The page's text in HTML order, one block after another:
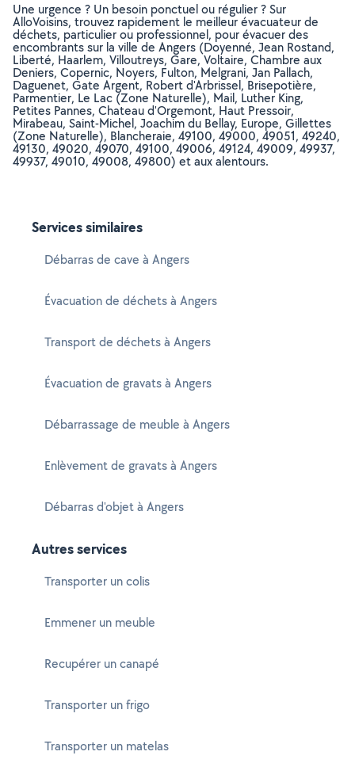
Une urgence ? Un besoin ponctuel ou régulier ? Sur
AlloVoisins, trouvez rapidement le meilleur évacuateur de
déchets, particulier ou professionnel, pour évacuer des
encombrants sur la ville de Angers (Doyenné, Jean Rostand,
Liberté, Haarlem, Villoutreys, Gare, Voltaire, Chambre aux
Deniers, Copernic, Noyers, Fulton, Melgrani, Jan Pallach,
Daguenet, Gate Argent, Robert d'Arbrissel, Brisepotière,
Parmentier, Le Lac (Zone Naturelle), Mail, Luther King,
Petites Pannes, Chateau d'Orgemont, Haut Pressoir,
Mirabeau, Saint-Michel, Joachim du Bellay, Europe, Gillettes
(Zone Naturelle), Blancheraie, 49100, 49000, 49051, 49240,
49130, 49020, 49070, 49100, 49006, 49124, 49009, 49937,
49937, 49010, 49008, 49800) et aux alentours.
Services similaires
Débarras de cave à Angers
Évacuation de déchets à Angers
Transport de déchets à Angers
Évacuation de gravats à Angers
Débarrassage de meuble à Angers
Enlèvement de gravats à Angers
Débarras d'objet à Angers
Autres services
Transporter un colis
Emmener un meuble
Recupérer un canapé
Transporter un frigo
Transporter un matelas